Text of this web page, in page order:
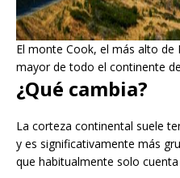
El monte Cook, el más alto de
mayor de todo el continente
¿Qué cambia?
La corteza continental suele
y es significativamente más
que habitualmente solo